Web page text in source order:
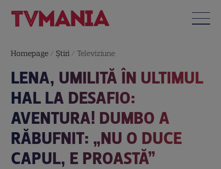
Homepage / Știri / Televiziune
LENA, UMILITĂ ÎN ULTIMUL
HAL LA DESAFIO:
AVENTURA! DUMBO A
RĂBUFNIT: „NU O DUCE
CAPUL, E PROASTĂ”